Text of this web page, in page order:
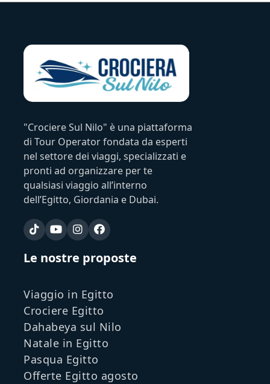
"Crociere Sul Nilo" è una piattaforma
di Tour Operator fondata da esperti
nel settore dei viaggi, specializzati e
pronti ad organizzare per te
qualsiasi viaggio all’interno
dell’Egitto, Giordania e Dubai.
Le nostre proposte
Viaggio in Egitto
Crociere Egitto
Dahabeya sul Nilo
Natale in Egitto
Pasqua Egitto
Offerte Egitto agosto